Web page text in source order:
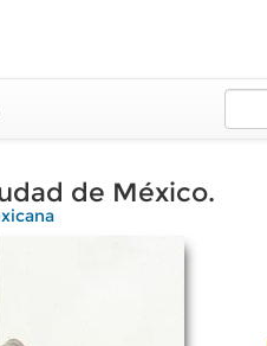
de México.